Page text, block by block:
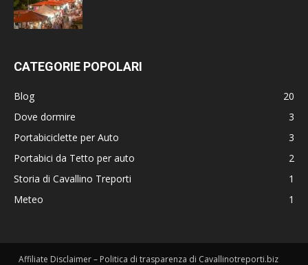
CATEGORIE POPOLARI
Blog
20
Dove dormire
3
Portabiciclette per Auto
3
Portabici da Tetto per auto
2
Storia di Cavallino Treporti
1
Meteo
1
Affiliate Disclaimer – Politica di trasparenza di Cavallinotreporti.biz